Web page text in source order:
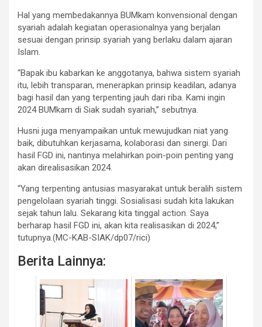
Hal yang membedakannya BUMkam konvensional dengan
syariah adalah kegiatan operasionalnya yang berjalan
sesuai dengan prinsip syariah yang berlaku dalam ajaran
Islam.
“Bapak ibu kabarkan ke anggotanya, bahwa sistem syariah
itu, lebih transparan, menerapkan prinsip keadilan, adanya
bagi hasil dan yang terpenting jauh dari riba. Kami ingin
2024 BUMkam di Siak sudah syariah,” sebutnya.
Husni juga menyampaikan untuk mewujudkan niat yang
baik, dibutuhkan kerjasama, kolaborasi dan sinergi. Dari
hasil FGD ini, nantinya melahirkan poin-poin penting yang
akan direalisasikan 2024.
“Yang terpenting antusias masyarakat untuk beralih sistem
pengelolaan syariah tinggi. Sosialisasi sudah kita lakukan
sejak tahun lalu. Sekarang kita tinggal action. Saya
berharap hasil FGD ini, akan kita realisasikan di 2024,”
tutupnya.(MC-KAB-SIAK/dp07/rici)
Berita Lainnya: